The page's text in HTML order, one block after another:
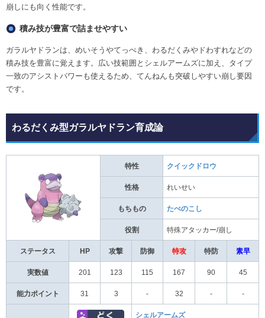
崩しにも向く性能です。
積み技が豊富で詰ませやすい
ガラルヤドランは、めいそうやてっぺき、わるだくみやドわすれなどの
積み技を豊富に覚えます。広い技範囲とシェルアームズに加え、タイプ
一致のアシストパワーも使えるため、てんねんも突破しやすい崩し要因
です。
わるだくみ型ガラルヤドラン育成論
特性 クイックドロウ
性格 れいせい
もちもの たべのこし
役割 特殊アタッカー/崩し
ステータス HP 攻撃 防御 特攻 特防 素早
実数値 201 123 115 167 90 45
能力ポイント 31 3 - 32 - -
シェルアームズ